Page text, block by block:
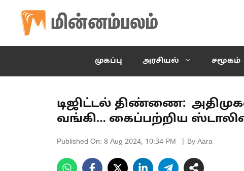
content
முகப்பு அரசியல் சமூகம்
டிஜிட்டல் திண்ணை:
வங்கி… கைப்பற்றிய
Published On: 8 Aug 2024, 10:34 PM | By Aara